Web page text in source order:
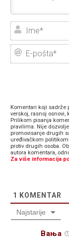
Komentari koji sadrže
verskoj, rasnoj osnovi,
Prilikom pisanja
pravilima. Nije
promovisanje drugih
uređivačkom
protiv drugih osoba.
autora komentara,
Za više informacija
1 KOMENTAR
Najstarije
Вања